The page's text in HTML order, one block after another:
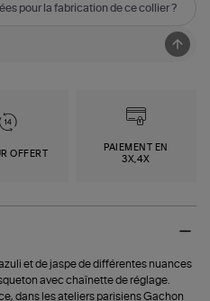
pour la fabrication de ce collier ?
OFFERT
PAIEMENT EN
3X,4X
et de jaspe de différentes nuances
avec chaînette de réglage.
dans les ateliers parisiens Gachon